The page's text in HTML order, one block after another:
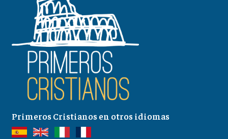
Primeros Cristianos en otros idiomas